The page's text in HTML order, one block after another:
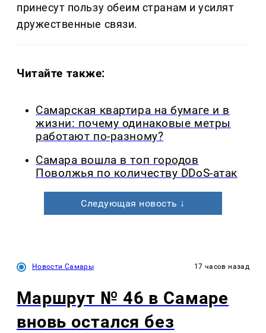
принесут пользу обеим странам и усилят
дружественные связи.
Читайте также:
Самарская квартира на бумаге и в
жизни: почему одинаковые метры
работают по-разному?
Самара вошла в топ городов
Поволжья по количеству DDoS-атак
Следующая новость ↓
Новости Самары 17 часов назад
Маршрут № 46 в Самаре
вновь остался без